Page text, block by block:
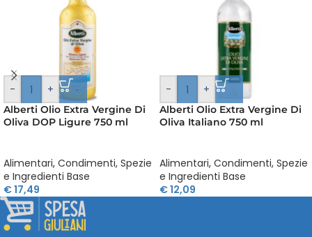
- +
Alberti Olio Extra Vergine Di
Oliva DOP Ligure 750 ml
Alimentari, Condimenti, Spezie
e Ingredienti Base
€17,49
- +
Alberti Olio Extra Vergine Di
Oliva Italiano 750 ml
Alimentari, Condimenti, Spezie
e Ingredienti Base
€12,09